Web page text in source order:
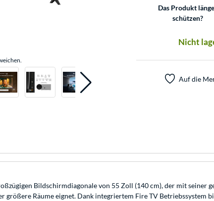
Das Produkt
schützen?
Nicht
Auf die
Bildschirmdiagonale von 55 Zoll (140 cm), der mit
größere Räume eignet. Dank integriertem Fire TV